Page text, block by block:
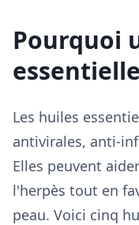
Pourquoi
Les huiles
antivirales, anti-
Elles peuvent
l'herpès tout en
peau. Voici cinq